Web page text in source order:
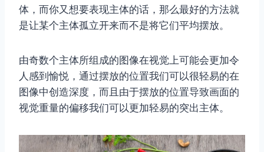
体，而你又想要表现主体的话，那么最好的方法就
是让某个主体孤立开来而不是将它们平均摆放。
由奇数个主体所组成的图像在视觉上可能会更加令
人感到愉悦，通过摆放的位置我们可以很轻易的在
图像中创造深度，而且由于摆放的位置导致画面的
视觉重量的偏移我们可以更加轻易的突出主体。
取消 搜索